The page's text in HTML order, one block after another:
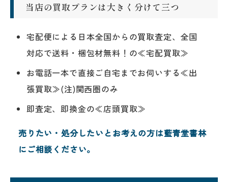
当店の買取プランは大きく分けて三つ
宅配便による日本全国からの買取査定、全国
対応で送料・梱包材無料！の≪宅配買取≫
お電話一本で直接ご自宅までお伺いする≪出
張買取≫(注)関西圏のみ
即査定、即換金の≪店頭買取≫
売りたい・処分したいとお考えの方は藍青堂書林
にご相談ください。